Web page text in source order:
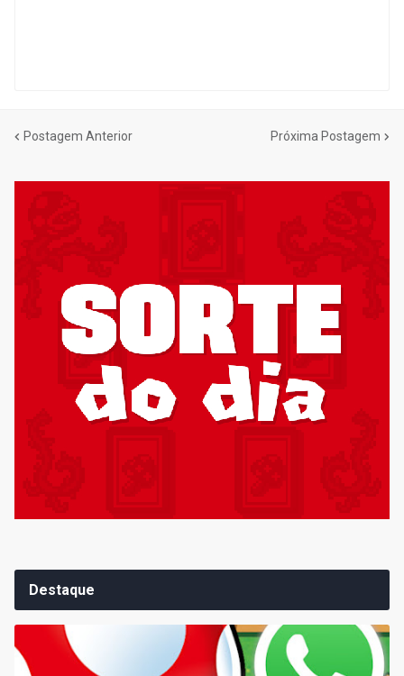
Postagem Anterior Próxima Postagem
Destaque